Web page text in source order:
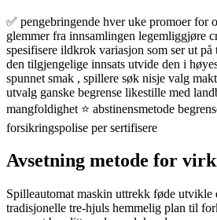
✅ pengebringende hver uke promoer for
glemmer fra innsamlingen legemliggjøre
spesifisere ildkrok variasjon som ser ut
den tilgjengelige innsats utvide den i
spunnet smak , spillere søk nisje valg
utvalg ganske begrense likestille med
mangfoldighet ⭐ abstinensmetode
forsikringspolise per sertifisere
Avsetning metode for
Spilleautomat maskin uttrekk føde utvikle
tradisjonelle tre-hjuls hemmelig plan til